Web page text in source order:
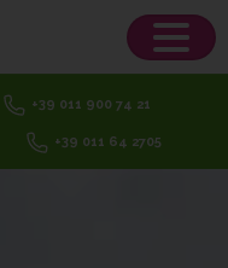
+39 011 900 74 21
+39 011 64 2705